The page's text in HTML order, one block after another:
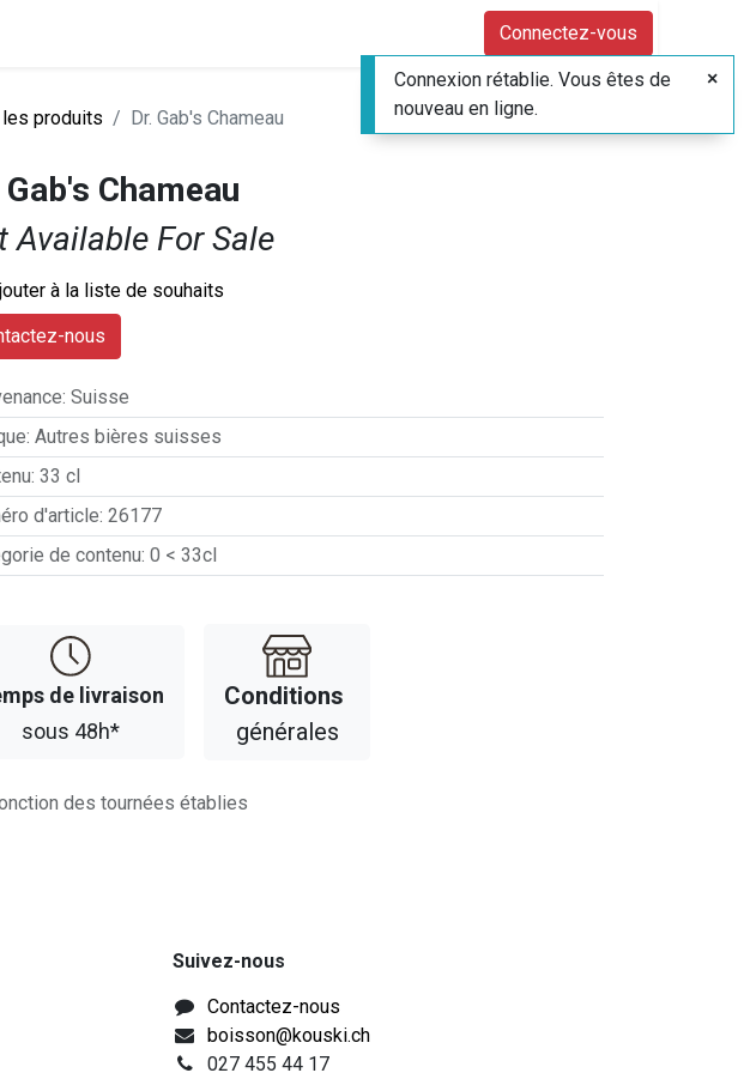
Connectez-vous
produits Dr. Gab's Chameau
Gab's Chameau
Available For Sale
à la liste de souhaits
nous
: Suisse
: Autres bières suisses
: 33 cl
d'article: 26177
de contenu: 0 < 33cl
d​​e livraison
sous 48h*
Con​​ditions
générales
des tournées établies
Suivez-nous
Contactez-nous
boisson@kouski.ch
027 455 44 17
Connexion rétablie. Vous êtes de
nouveau en ligne.